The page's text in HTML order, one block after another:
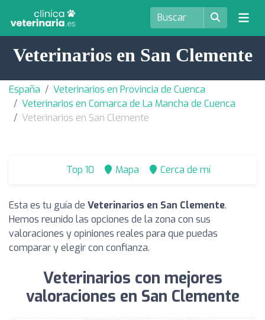
Veterinarios en San Clemente
España
Veterinarios en Provincia de Cuenca
Veterinarios en Comarca de La Mancha de Cuenca
Veterinarios en San Clemente
Top 10 Mapa Cerca de mí
Esta es tu guía de Veterinarios en San Clemente.
Hemos reunido las opciones de la zona con sus
valoraciones y opiniones reales para que puedas
comparar y elegir con confianza.
Veterinarios con mejores
valoraciones en San Clemente